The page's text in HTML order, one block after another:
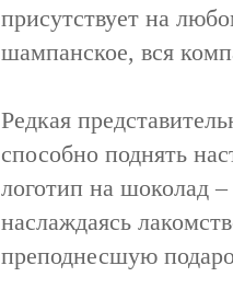
присутствует на
шампанское, вся
Редкая
способно поднять
логотип на шоколад
наслаждаясь
преподнесшую